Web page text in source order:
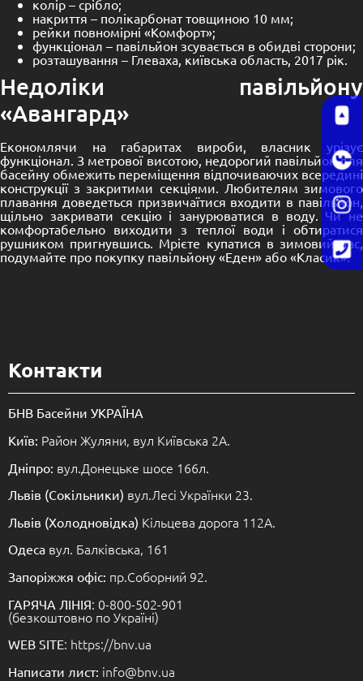
колір – срібло;
накриття – полікарбонат товщиною 10 мм;
рейки повномірні «Комфорт»;
функціонал – павільйон зсувається в обидві сторони;
розташування – Глеваха, київська область, 2017 рік.
Недоліки павільйону
«Авангард»
Економлячи на габаритах вироби, власник урізує
функціонал. З метрової висотою, недорогий павільйон для
басейну обмежить переміщення відпочиваючих всередині
конструкції з закритими секціями. Любителям зимового
плавання доведеться призвичаїтися входити в павільйон,
щільно закривати секцію і занурюватися в воду. Чи не
комфортабельно виходити з теплої води і обтиратися
рушником пригнувшись. Мрієте купатися в зимовий час,
подумайте про покупку павільйону «Еден» або «Класик».
Контакти
БНВ Басейни УКРАЇНА
Київ: Район Жуляни, вул Київська 2А.
Дніпро: вул.Донецьке шосе 166л.
Львів (Сокільники) вул.Лесі Українки 23.
Львів (Холодновідка) Кільцева дорога 112А.
Одеса вул. Балківська, 161
Запоріжжя офіс: пр.Соборний 92.
ГАРЯЧА ЛІНІЯ: 0-800-502-901
(безкоштовно по Україні)
WEB SITE: https://bnv.ua
Написати лист: info@bnv.ua